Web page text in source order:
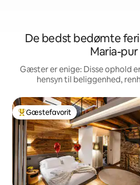
De bedst bedømte
Maria-pur
Gæster er enige: Disse ophold
hensyn til beliggenhed,
Bedste gæstefavorit
Gæstefavorit